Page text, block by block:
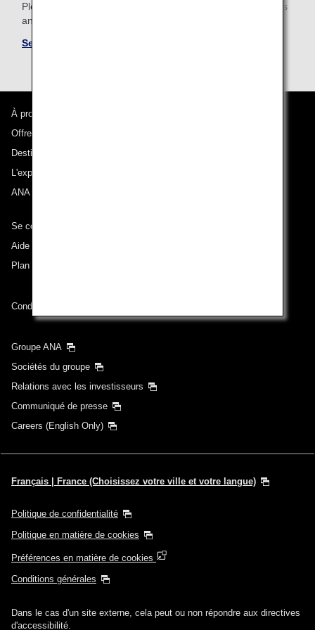
Please be sure to confirm the shared mileage accrual terms
and conditions for partner airlines.
See Mileage Accrual Terms and Conditions
À propos d'ANA
Offres et annonces
Destinations desservies
L'expérience ANA
ANA Mileage Club
Se connecter à ANA
Aide technique (Accessibilité)
Plan du site
Conditions de transport
Groupe ANA
Sociétés du groupe
Relations avec les investisseurs
Communiqué de presse
Careers (English Only)
Français | France (Choisissez votre ville et votre langue)
Politique de confidentialité
Politique en matière de cookies
Préférences en matière de cookies
Conditions générales
Dans le cas d'un site externe, cela peut ou non répondre aux directives
d'accessibilité.